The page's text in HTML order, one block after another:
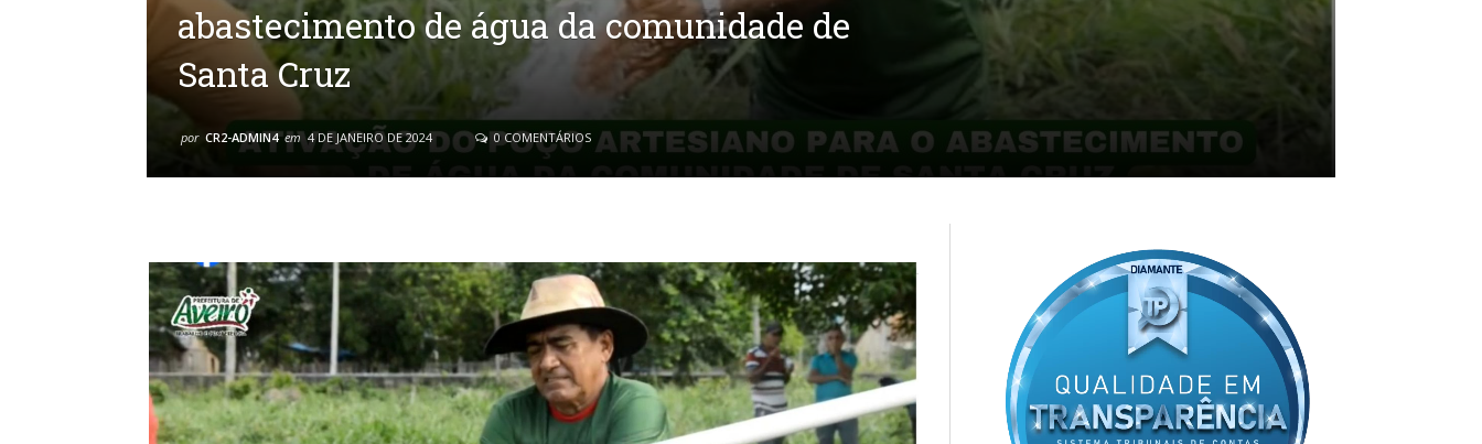
abastecimento de água da comunidade de
Santa Cruz
por CR2-ADMIN4 em 4 DE JANEIRO DE 2024 0 COMENTÁRIOS